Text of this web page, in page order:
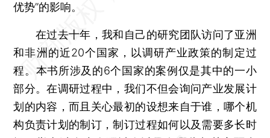
优势”的影响。
在过去十年，我和自己的研究团队访问了亚洲
和非洲的近20个国家，以调研产业政策的制定过
程。本书所涉及的6个国家的案例仅是其中的一小
部分。在调研过程中，我们不但会询问产业发展计
划的内容，而且关心最初的设想来自于谁，哪个机
构负责计划的制订，制订过程如何以及需要多长时